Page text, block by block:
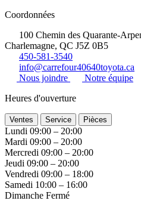
Coordonnées
100 Chemin des Quarante-
Charlemagne, QC J5Z 0B5
450-581-3540
info@carrefour40640toyota.ca
Nous joindre
Notre équipe
Heures d'ouverture
Ventes Service Pièces
Lundi 09:00 – 20:00
Mardi 09:00 – 20:00
Mercredi 09:00 – 20:00
Jeudi 09:00 – 20:00
Vendredi 09:00 – 18:00
Samedi 10:00 – 16:00
Dimanche Fermé